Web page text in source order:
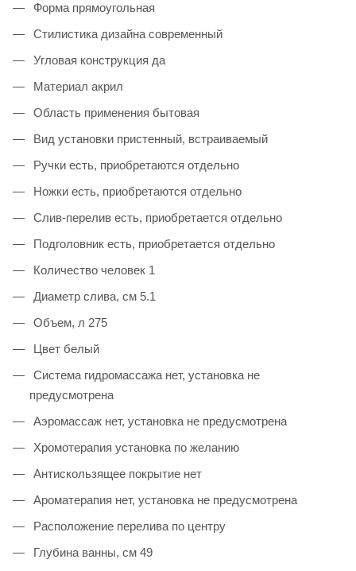
Форма прямоугольная
Стилистика дизайна современный
Угловая конструкция да
Материал акрил
Область применения бытовая
Вид установки пристенный, встраиваемый
Ручки есть, приобретаются отдельно
Ножки есть, приобретаются отдельно
Слив-перелив есть, приобретается отдельно
Подголовник есть, приобретается отдельно
Количество человек 1
Диаметр слива, см 5.1
Объем, л 275
Цвет белый
Система гидромассажа нет, установка не
предусмотрена
Аэромассаж нет, установка не предусмотрена
Хромотерапия установка по желанию
Антискользящее покрытие нет
Ароматерапия нет, установка не предусмотрена
Расположение перелива по центру
Глубина ванны, см 49